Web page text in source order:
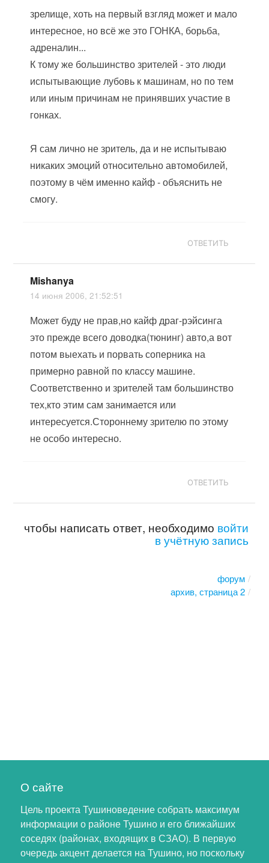
зрелище, хоть на первый взгляд может и мало
интересное, но всё же это ГОНКА, борьба,
адреналин...
К тому же большинство зрителей - это люди
испытывающие лубовь к машинам, но по тем
или иным причинам не принявших участие в
гонках.
Я сам лично не зритель, да и не испытываю
никаких эмоций относительно автомобилей,
поэтому в чём именно кайф - объяснить не
смогу.
ОТВЕТИТЬ
Mishanya
14 июня 2006, 21:52:51
Может буду не прав,но кайф драг-рэйсинга
это прежде всего доводка(тюнинг) авто,а вот
потом выехать и порвать соперника на
примерно равной по классу машине.
Соответственно и зрителей там большинство
тех,кто этим сам занимается или
интересуется.Стороннему зрителю по этому
не особо интересно.
ОТВЕТИТЬ
чтобы написать ответ, необходимо войти
в учётную запись
форум
архив, страница 2
О сайте
Цель проекта Тушиноведение собрать максимум
информации о районе Тушино и его ближайших
соседях (районах, входящих в СЗАО). В первую
очередь акцент делается на Тушино, но поскольку